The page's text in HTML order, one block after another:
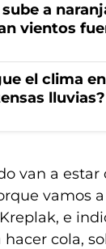
a
vientos
el clima
lluvias?
van a
vamos
e
cola,